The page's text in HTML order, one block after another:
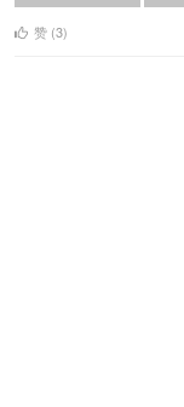
赞 (3)